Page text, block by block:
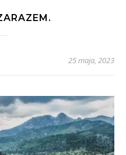
25 maja, 2023